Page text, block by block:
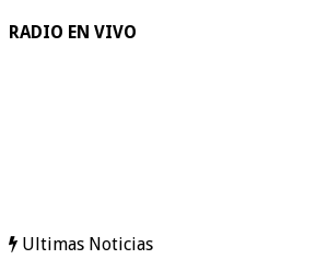
RADIO EN VIVO
Ultimas Noticias